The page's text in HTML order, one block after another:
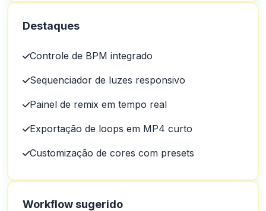
Destaques
Controle de BPM integrado
Sequenciador de luzes responsivo
Painel de remix em tempo real
Exportação de loops em MP4 curto
Customização de cores com presets
Workflow sugerido